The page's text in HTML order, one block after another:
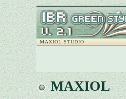
MAXIOL STUDIO
MAXIOL